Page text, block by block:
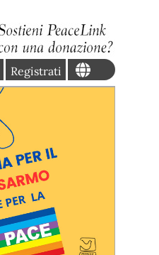
Registrati